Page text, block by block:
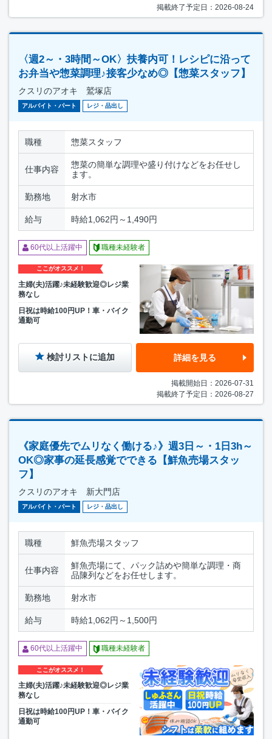
掲載終了予定日：2026-08-24
〈週2～・3時間～OK〉扶養内可！レシピに沿って
お弁当や惣菜調理♪接客少なめ◎【惣菜スタッフ】
クスリのアオキ 鷲塚店
アルバイト・パート レジ・品出し
職種 惣菜スタッフ
仕事内容
惣菜の簡単な調理や盛り付けなどをお任せし
ます。
勤務地 射水市
給与 時給1,062円～1,490円
60代以上活躍中 職種未経験者
ここがオススメ！
主婦(夫)活躍♪未経験歓迎◎レジ業
務なし
日祝は時給100円UP！車・バイク
通勤可
検討リストに追加 詳細を見る
掲載開始日：2026-07-31
掲載終了予定日：2026-08-27
《家庭優先でムリなく働ける♪》週3日～・1日3h～
OK◎家事の延長感覚でできる【鮮魚売場スタッ
フ】
クスリのアオキ 新大門店
アルバイト・パート レジ・品出し
職種 鮮魚売場スタッフ
仕事内容
鮮魚売場にて、パック詰めや簡単な調理・商
品陳列などをお任せします。
勤務地 射水市
給与 時給1,062円～1,500円
60代以上活躍中 職種未経験者
ここがオススメ！
主婦(夫)活躍♪未経験歓迎◎レジ業
務なし
日祝は時給100円UP！車・バイク
通勤可